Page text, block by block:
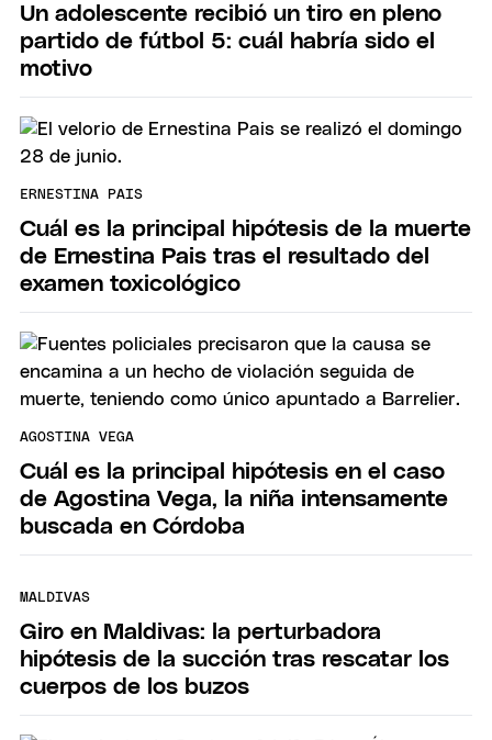
Un adolescente recibió un tiro en pleno
partido de fútbol 5: cuál habría sido el
motivo
ERNESTINA PAIS
Cuál es la principal hipótesis de la muerte
de Ernestina Pais tras el resultado del
examen toxicológico
AGOSTINA VEGA
Cuál es la principal hipótesis en el caso
de Agostina Vega, la niña intensamente
buscada en Córdoba
MALDIVAS
Giro en Maldivas: la perturbadora
hipótesis de la succión tras rescatar los
cuerpos de los buzos